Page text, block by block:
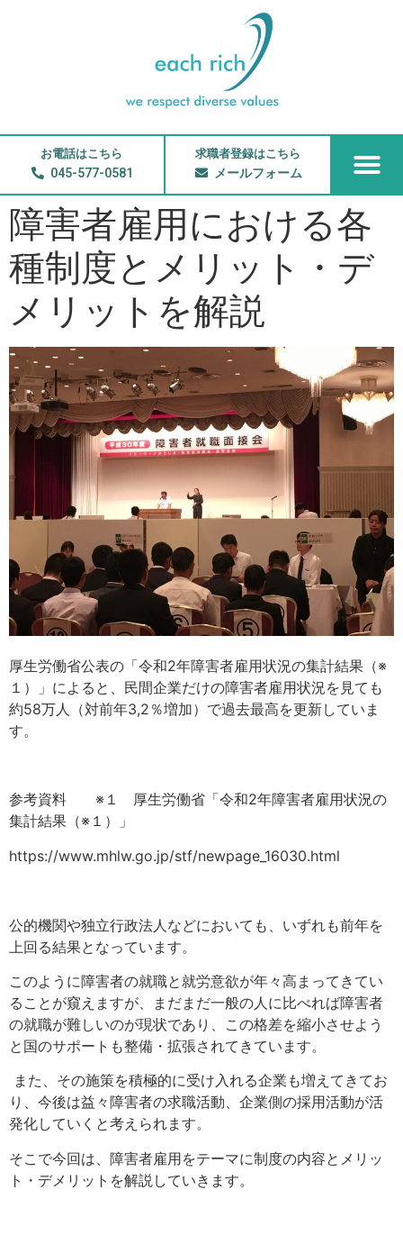
お電話はこちら
045-577-0581
求職者登録はこちら
メールフォーム
障害者雇用における各
種制度とメリット・デ
メリットを解説
厚生労働省公表の「令和2年障害者雇用状況の集計結果（※
１）
」 によると、民間企業だけの障害者雇用状況を見ても
約58万人（対前年3,2％増加）で過去最高を更新してい ま
す。
参考資料 ※１ 厚生労働省「令和2年障害者雇用状況の
集計結果（※１）」
https://www.mhlw.go.jp/stf/newpage_16030.html
公的機関や独立行政法人などにおいても、いずれも前年を
上回る結果となっています。
このように障害者の就職と就労意欲が年々高まってきてい
ることが窺えますが、まだまだ一般の人に比べれば障害者
の就職が難しいのが現状であり、この格差を縮小させよう
と国のサポートも整備・拡張されてきています。
また、その施策を積極的に受け入れる企業も増えてきてお
り、今後は益々障害者の求職活動、企業側の採用活動が活
発化していくと考えられます。
そこで今回は、障害者雇用をテーマに制度の内容とメリッ
ト・デメリットを解説していきます。